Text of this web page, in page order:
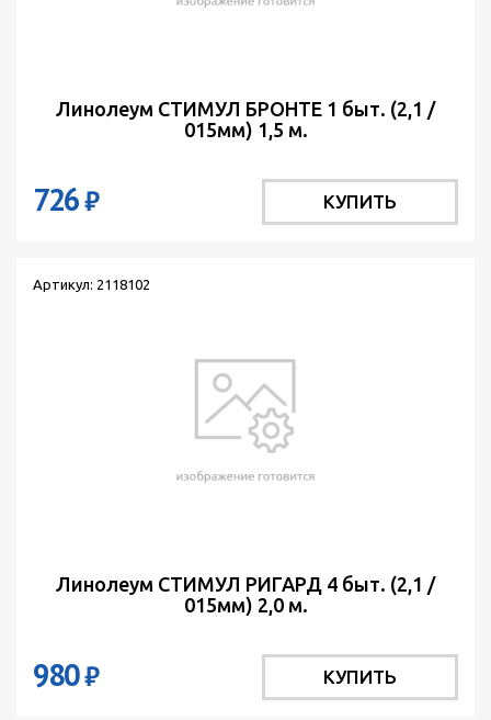
Линолеум СТИМУЛ БРОНТЕ 1 быт. (2,1 /
015мм) 1,5 м.
726₽ КУПИТЬ
Артикул: 2118102
Линолеум СТИМУЛ РИГАРД 4 быт. (2,1 /
015мм) 2,0 м.
980₽ КУПИТЬ